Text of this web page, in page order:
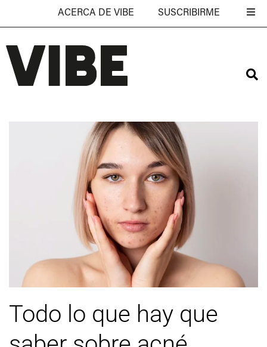
ACERCA DE VIBE SUSCRIBIRME
Todo lo que hay que